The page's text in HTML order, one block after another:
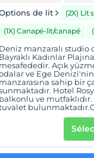
fumeur
de 2 ne sont
est gratuite pour
de lit (2X) Lit
(1X) Canapé-lit/canapé
Deniz manzaralı studio
Bayraklı Kadınlar
mesafededir. Açık
ve Ege
manzarasına sahip bir
Hotel
balkonlu ve
havuz güneşlenme